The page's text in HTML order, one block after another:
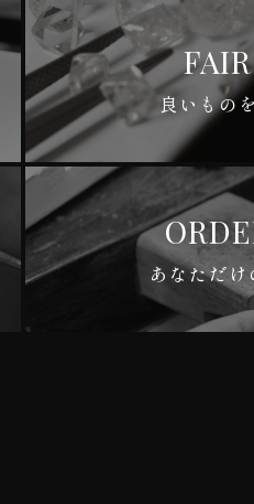
良いもの
あなただ